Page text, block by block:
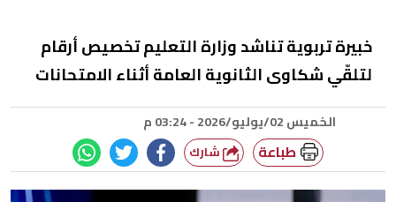
خبيرة تربوية تناشد وزارة التعليم تخصيص أرقام
لتلقّي شكاوى الثانوية العامة أثناء الامتحانات
الخميس 02/يوليو/2026 - 03:24 م
طباعة